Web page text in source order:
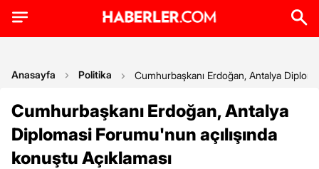
Anasayfa Politika Cumhurbaşkanı Erdoğan, Antalya
Cumhurbaşkanı Erdoğan, Antalya
Diplomasi Forumu'nun açılışında
konuştu Açıklaması